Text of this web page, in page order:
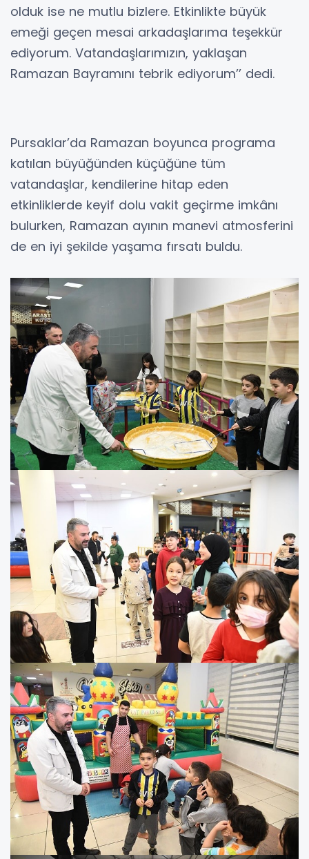
olduk ise ne mutlu bizlere. Etkinlikte büyük
emeği geçen mesai arkadaşlarıma teşekkür
ediyorum. Vatandaşlarımızın, yaklaşan
Ramazan Bayramını tebrik ediyorum’’ dedi.
Pursaklar’da Ramazan boyunca programa
katılan büyüğünden küçüğüne tüm
vatandaşlar, kendilerine hitap eden
etkinliklerde keyif dolu vakit geçirme imkânı
bulurken, Ramazan ayının manevi atmosferini
de en iyi şekilde yaşama fırsatı buldu.